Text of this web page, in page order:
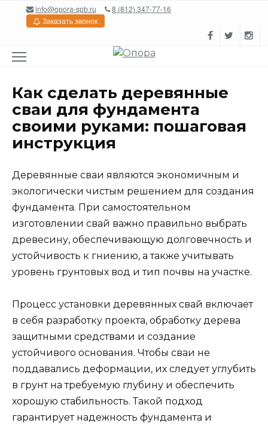
Перейтиinfo@opora-spb.ru
8 (812) 347-77-16
Заказать звонок
Как сделать деревянные
сваи для фундамента
своими руками: пошаговая
инструкция
Деревянные сваи являются экономичным и
экологически чистым решением для создания
фундамента. При самостоятельном
изготовлении свай важно правильно выбрать
древесину, обеспечивающую долговечность и
устойчивость к гниению, а также учитывать
уровень грунтовых вод и тип почвы на участке.
Процесс установки деревянных свай включает
в себя разработку проекта, обработку дерева
защитными средствами и создание
устойчивого основания. Чтобы сваи не
поддавались деформации, их следует углубить
в грунт на требуемую глубину и обеспечить
хорошую стабильность. Такой подход
гарантирует надежность фундамента и